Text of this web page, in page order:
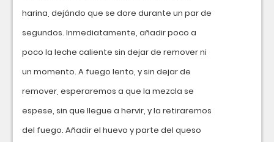
harina, dejándo que se dore durante un par de
segundos. Inmediatamente, añadir poco a
poco la leche caliente sin dejar de remover ni
un momento. A fuego lento, y sin dejar de
remover, esperaremos a que la mezcla se
espese, sin que llegue a hervir, y la retiraremos
del fuego. Añadir el huevo y parte del queso